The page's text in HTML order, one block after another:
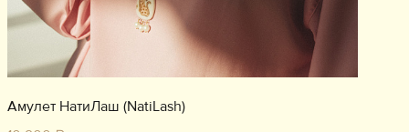
Амулет НатиЛаш (NatiLash)